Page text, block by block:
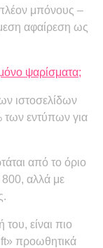
μπόνους –
αφαίρεση ως
ψαρίσματα;
ιστοσελίδων
εντύπων για
από το όριο
αλλά με
είναι πιο
προωθητικά